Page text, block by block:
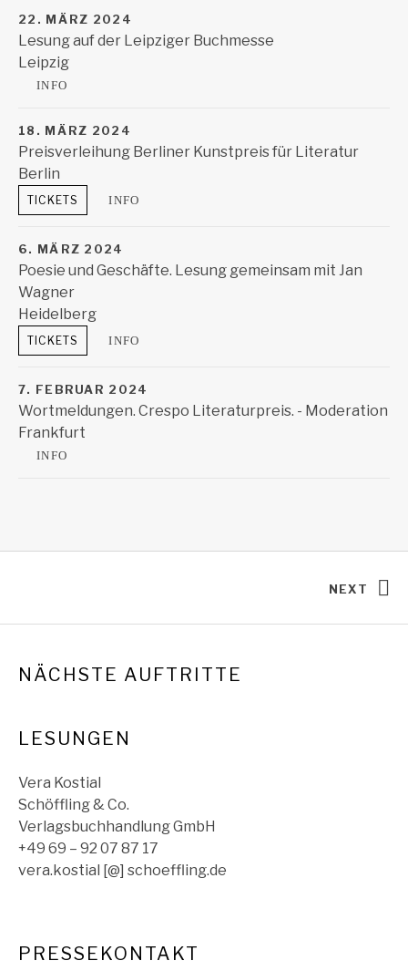
22. MÄRZ 2024
Lesung auf der Leipziger Buchmesse
Leipzig
Buchmesse
INFO
18. MÄRZ 2024
Preisverleihung Berliner Kunstpreis für Literatur
Berlin
Akademie der Künste
TICKETS INFO
6. MÄRZ 2024
Poesie und Geschäfte. Lesung gemeinsam mit Jan
Wagner
Heidelberg
Stadtbibliothek Heidelberg
TICKETS INFO
7. FEBRUAR 2024
Wortmeldungen. Crespo Literaturpreis. - Moderation
Frankfurt
Literaturhaus Frankfurt
INFO
NEXT
NÄCHSTE AUFTRITTE
LESUNGEN
Vera Kostial
Schöffling & Co.
Verlagsbuchhandlung GmbH
+49 69 – 92 07 87 17
vera.kostial [@] schoeffling.de
PRESSEKONTAKT